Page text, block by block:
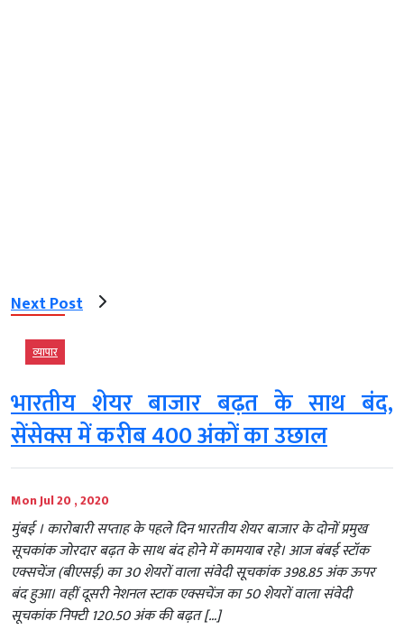
Next Post
व्‍यापार
भारतीय शेयर बाजार बढ़त के साथ बंद,
सेंसेक्स में करीब 400 अंकों का उछाल
Mon Jul 20 , 2020
मुंबई । कारोबारी सप्ताह के पहले दिन भारतीय शेयर बाजार के दोनों प्रमुख
सूचकांक जोरदार बढ़त के साथ बंद होने में कामयाब रहे। आज बंबई स्टॉक
एक्सचेंज (बीएसई) का 30 शेयरों वाला संवेदी सूचकांक 398.85 अंक ऊपर
बंद हुआ। वहीं दूसरी नेशनल स्टाक एक्सचेंज का 50 शेयरों वाला संवेदी
सूचकांक निफ्टी 120.50 अंक की बढ़त […]